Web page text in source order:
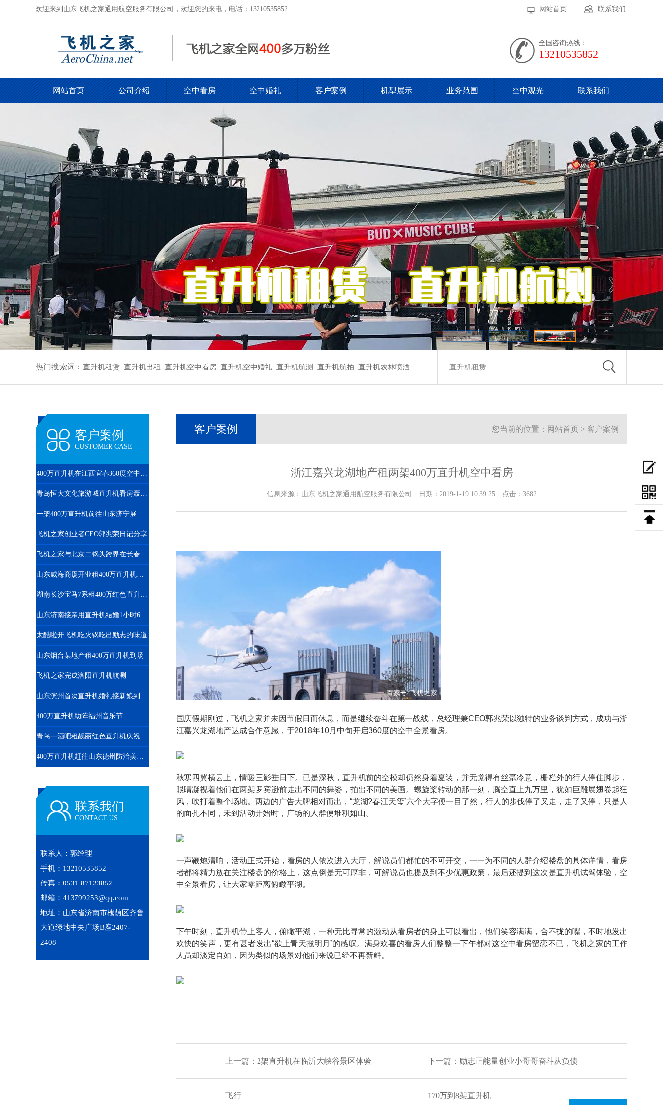
欢迎来到山东飞机之家通用航空服务有限公司，欢迎您的来电，电话：13210535852 网站首页 联系我们
全国咨询热线：
13210535852
网站首页 公司介绍 空中看房 空中婚礼 客户案例 机型展示 业务范围 空中观光 联系我们
热门搜索词： 直升机租赁 直升机出租 直升机空中看房 直升机空中婚礼 直升机航测 直升机航拍 直升机农林喷洒
客户案例
CUSTOMER CASE
400万直升机在江西宜春360度空中看房
青岛恒大文化旅游城直升机看房轰动全城
一架400万直升机前往山东济宁展开美国白蛾防治
飞机之家创业者CEO郭兆荣日记分享
飞机之家与北京二锅头跨界在长春开展飞行
山东威海商厦开业租400万直升机庆典舞狮子锣鼓喧天“年味”十足
湖南长沙宝马7系租400万红色直升机助阵
山东济南接亲用直升机结婚1小时6万6
太酷啦开飞机吃火锅吃出励志的味道
山东烟台某地产租400万直升机到场
飞机之家完成洛阳直升机航测
山东滨州首次直升机婚礼接新娘到淄博中式直升机婚礼亮相
400万直升机助阵福州音乐节
青岛一酒吧租靓丽红色直升机庆祝
400万直升机赶往山东德州防治美国白蛾
联系我们
CONTACT US
联系人：郭经理
手机：13210535852
传真：0531-87123852
邮箱：413799253@qq.com
地址：山东省济南市槐荫区齐鲁
大道绿地中央广场B座2407-
2408
客户案例 您当前的位置：网站首页 > 客户案例
浙江嘉兴龙湖地产租两架400万直升机空中看房
信息来源：山东飞机之家通用航空服务有限公司 日期：2019-1-19 10:39:25 点击：3682
国庆假期刚过，飞机之家并未因节假日而休息，而是继续奋斗在第一战线，总经理兼CEO郭兆荣以独特的业务谈判方式，成功与浙
江嘉兴龙湖地产达成合作意愿，于2018年10月中旬开启360度的空中全景看房。
秋寒四翼横云上，情暖三影垂日下。已是深秋，直升机前的空模却仍然身着夏装，并无觉得有丝毫冷意，栅栏外的行人停住脚步，
眼睛凝视着他们在两架罗宾逊前走出不同的舞姿，拍出不同的美画。螺旋桨转动的那一刻，腾空直上九万里，犹如巨雕展翅卷起狂
风，吹打着整个场地。两边的广告大牌相对而出，“龙湖?春江天玺”六个大字便一目了然，行人的步伐停了又走，走了又停，只是人
的面孔不同，未到活动开始时，广场的人群便堆积如山。
一声鞭炮清响，活动正式开始，看房的人依次进入大厅，解说员们都忙的不可开交，一一为不同的人群介绍楼盘的具体详情，看房
者都将精力放在关注楼盘的价格上，这点倒是无可厚非，可解说员也提及到不少优惠政策，最后还提到这次是直升机试驾体验，空
中全景看房，让大家零距离俯瞰平湖。
下午时刻，直升机带上客人，俯瞰平湖，一种无比寻常的激动从看房者的身上可以看出，他们笑容满满，合不拢的嘴，不时地发出
欢快的笑声，更有甚者发出“欲上青天揽明月”的感叹。满身欢喜的看房人们整整一下午都对这空中看房留恋不已，飞机之家的工作
人员却淡定自如，因为类似的场景对他们来说已经不再新鲜。
上一篇： 2架直升机在临沂大峡谷景区体验
飞行
下一篇： 励志正能量创业小哥哥奋斗从负债
170万到8架直升机